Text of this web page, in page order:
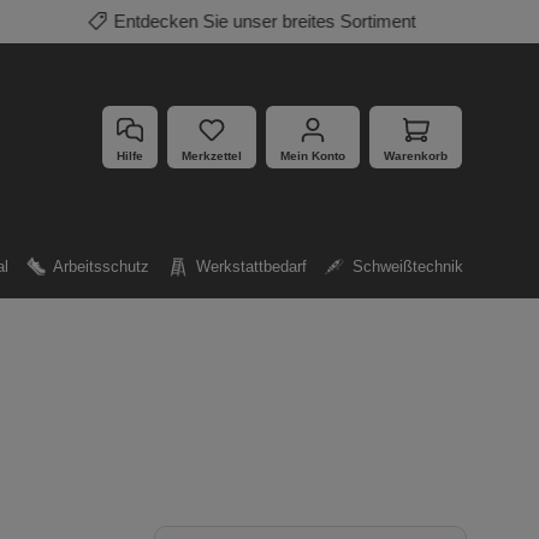
Mehrfach ausgezeichnete Produkte
Hilfe Merkzettel Mein Konto Warenkorb
Arbeitsschutz Werkstattbedarf Schweißtechnik